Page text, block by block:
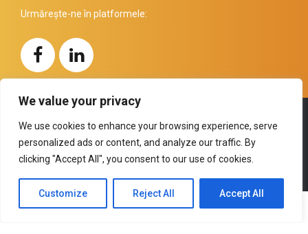
We value your privacy
We use cookies to enhance your browsing experience, serve
personalized ads or content, and analyze our traffic. By
clicking "Accept All", you consent to our use of cookies.
Customize Reject All Accept All
Urmărește-ne în platformele:
Copyright by Thermal Technology . All rights reserved.